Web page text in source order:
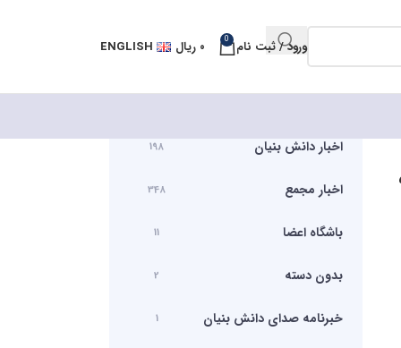
ورود / ثبت نام 0 ۰ ریال ENGLISH
اخبار دانش بنیان 198
اخبار مجمع 348
باشگاه اعضا 11
بدون دسته 2
خبرنامه صدای دانش بنیان 1